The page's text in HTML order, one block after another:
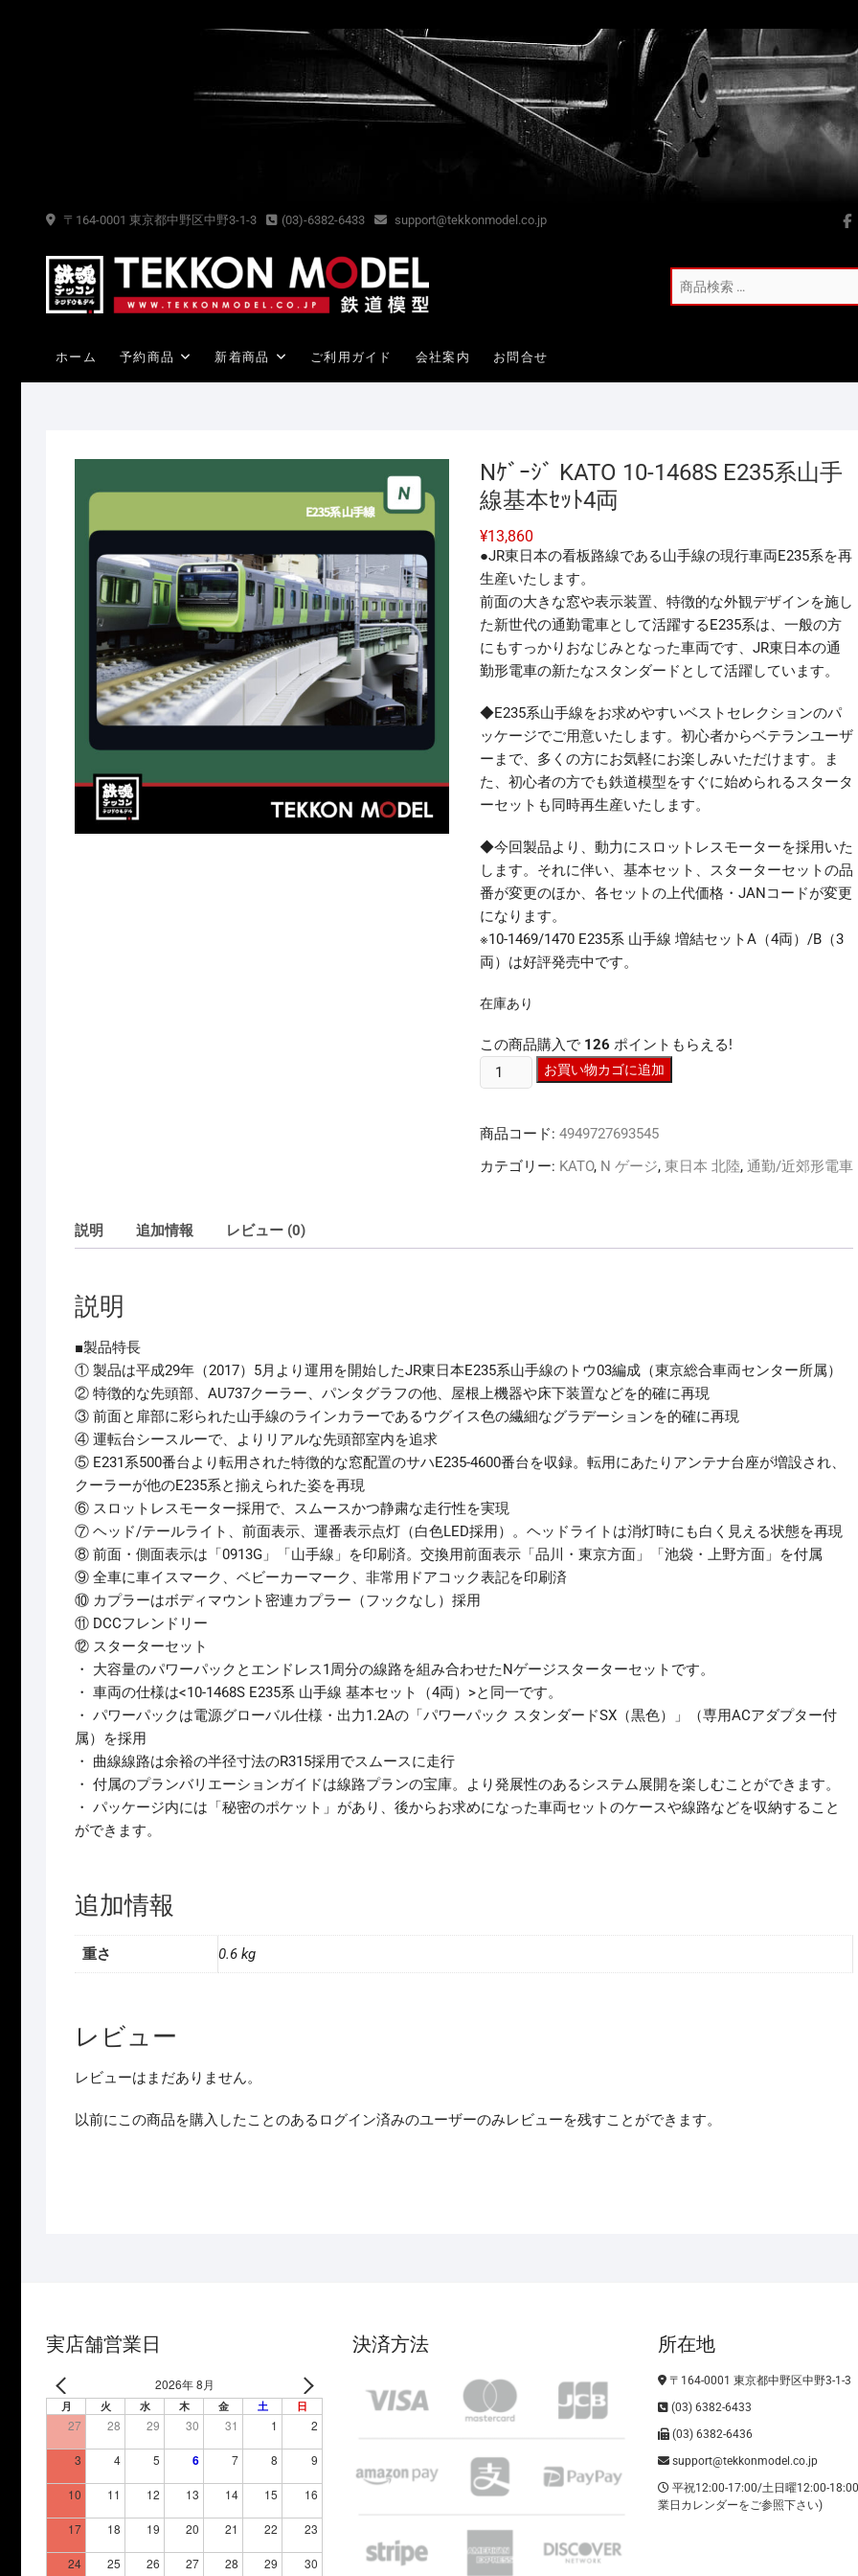
〒164-0001 東京都中野区中野3-1-3 (03)-6382-6433 support@tekkonmodel.co.jp
ホーム 予約商品 新着商品 ご利用ガイド 会社案内 お問合せ
Nｹﾞｰｼﾞ KATO 10-1468S E235系山手
線基本ｾｯﾄ4両
¥13,860
●JR東日本の看板路線である山手線の現行車両E235系を再
生産いたします。
前面の大きな窓や表示装置、特徴的な外観デザインを施し
た新世代の通勤電車として活躍するE235系は、一般の方
にもすっかりおなじみとなった車両です、JR東日本の通
勤形電車の新たなスタンダードとして活躍しています。
◆E235系山手線をお求めやすいベストセレクションのパ
ッケージでご用意いたします。初心者からベテランユーザ
ーまで、多くの方にお気軽にお楽しみいただけます。ま
た、初心者の方でも鉄道模型をすぐに始められるスタータ
ーセットも同時再生産いたします。
◆今回製品より、動力にスロットレスモーターを採用いた
します。それに伴い、基本セット、スターターセットの品
番が変更のほか、各セットの上代価格・JANコードが変更
になります。
※10-1469/1470 E235系 山手線 増結セットA（4両）/B（3
両）は好評発売中です。
在庫あり
この商品購入で 126 ポイントもらえる!
ｹﾞ
ｼﾞ
KATO
系
本
ｾ
ｯ
4
個
お買い物カゴに追加
商品コード:4949727693545
カテゴリー: KATO, N ゲージ,東日本 北陸,通勤/近郊形電車
説明 追加情報 レビュー (0)
説明
■製品特長
① 製品は平成29年（2017）5月より運用を開始したJR東日本E235系山手線のトウ03編成（東京総合車両センター所属）
② 特徴的な先頭部、AU737クーラー、パンタグラフの他、屋根上機器や床下装置などを的確に再現
③ 前面と扉部に彩られた山手線のラインカラーであるウグイス色の繊細なグラデーションを的確に再現
④ 運転台シースルーで、よりリアルな先頭部室内を追求
⑤ E231系500番台より転用された特徴的な窓配置のサハE235-4600番台を収録。転用にあたりアンテナ台座が増設され、
クーラーが他のE235系と揃えられた姿を再現
⑥ スロットレスモーター採用で、スムースかつ静粛な走行性を実現
⑦ ヘッド/テールライト、前面表示、運番表示点灯（白色LED採用）。ヘッドライトは消灯時にも白く見える状態を再現
⑧ 前面・側面表示は「0913G」「山手線」を印刷済。交換用前面表示「品川・東京方面」「池袋・上野方面」を付属
⑨ 全車に車イスマーク、ベビーカーマーク、非常用ドアコック表記を印刷済
⑩ カプラーはボディマウント密連カプラー（フックなし）採用
⑪ DCCフレンドリー
⑫ スターターセット
・ 大容量のパワーパックとエンドレス1周分の線路を組み合わせたNゲージスターターセットです。
・ 車両の仕様は<10-1468S E235系 山手線 基本セット（4両）>と同一です。
・ パワーパックは電源グローバル仕様・出力1.2Aの「パワーパック スタンダードSX（黒色）」（専用ACアダプター付
属）を採用
・ 曲線線路は余裕の半径寸法のR315採用でスムースに走行
・ 付属のプランバリエーションガイドは線路プランの宝庫。より発展性のあるシステム展開を楽しむことができます。
・ パッケージ内には「秘密のポケット」があり、後からお求めになった車両セットのケースや線路などを収納すること
ができます。
追加情報
重さ 0.6 kg
レビュー
レビューはまだありません。
以前にこの商品を購入したことのあるログイン済みのユーザーのみレビューを残すことができます。
実店舗営業日
2026年 8月
月 火 水 木 金 土 日
27 28 29 30 31 1 2
3 4 5 6 7 8 9
10 11 12 13 14 15 16
17 18 19 20 21 22 23
24 25 26 27 28 29 30
決済方法 所在地
〒164-0001 東京都中野区中野3-1-3
(03) 6382-6433
(03) 6382-6436
support@tekkonmodel.co.jp
平祝12:00-17:00/土日曜12:00-
業日カレンダーをご参照下さい)